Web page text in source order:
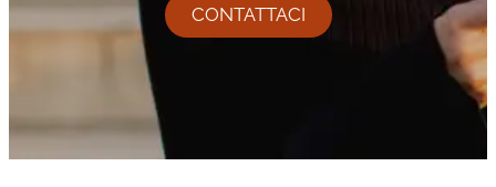
CONTATTACI